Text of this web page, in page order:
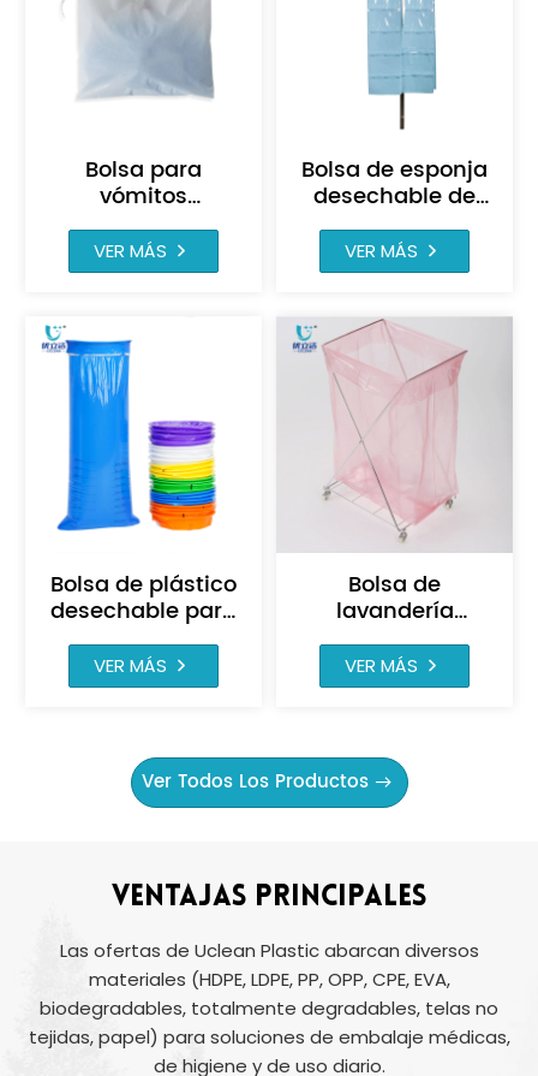
Bolsa para
vómitos
absorbente
desechable con
cordón de
VER MÁS
Bolsa de esponja
desechable de
plástico PE para
mostrador de
hospital
VER MÁS
Bolsa de plástico
desechable para
vómitos,
personalizada,
1500 ml
VER MÁS
Bolsa de
lavandería
soluble en agua
caliente Red
Hanper Liners
VER MÁS
Ver Todos Los Productos
VENTAJAS PRINCIPALES
Las ofertas de Uclean Plastic abarcan diversos
materiales (HDPE, LDPE, PP, OPP, CPE, EVA,
biodegradables, totalmente degradables, telas no
tejidas, papel) para soluciones de embalaje médicas,
de higiene y de uso diario.